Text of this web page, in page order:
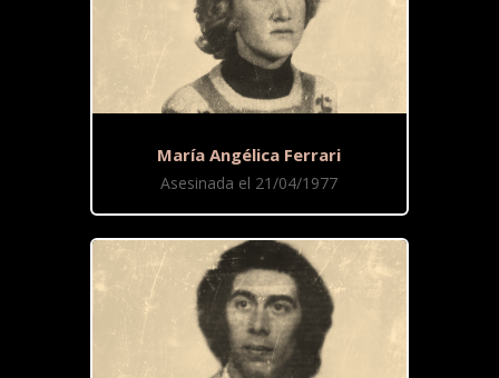
María Angélica Ferrari
Asesinada el 21/04/1977